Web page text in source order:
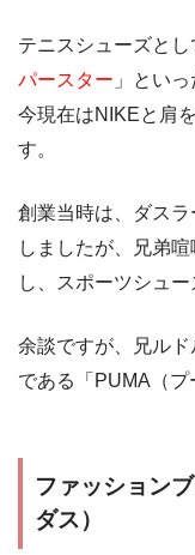
テニスシューズとし
パースター 」とい
今現在はNIKEと肩
す。
創業当時は、ダス
しましたが、兄弟
し、スポーツシュ
余談ですが、兄ル
である「PUMA（プ
ファッション
ダス）